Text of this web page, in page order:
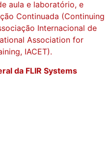
aula e laboratório, e
Continuada (Continuing
Internacional de
Association for
IACET).
da FLIR Systems